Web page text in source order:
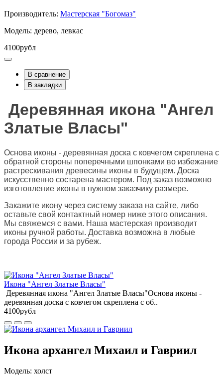
Производитель: Мастерская "Богомаз"
Модель: дерево, левкас
4100рубл
В сравнение
В закладки
Деревянная икона "Ангел
Златые Власы"
Основа иконы - деревянная доска с ковчегом скреплена с
обратной стороны поперечными шпонками во избежание
растрескивания древесины иконы в будущем. Доска
искусственно состарена мастером. Под заказ возможно
изготовление иконы в нужном заказчику размере.
Закажите икону через систему заказа на сайте, либо
оставьте свой контактный номер ниже этого описания.
Мы свяжемся с вами. Наша мастерская производит
иконы ручной работы. Доставка возможна в любые
города России и за рубеж.
Икона "Ангел Златые Власы"
Деревянная икона "Ангел Златые Власы"Основа иконы -
деревянная доска с ковчегом скреплена с об..
4100рубл
Икона архангел Михаил и Гавриил
Модель: холст